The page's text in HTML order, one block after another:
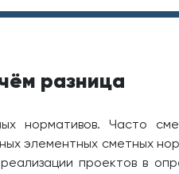
разница
нормативов. Часто
элементных сметных
проектов в